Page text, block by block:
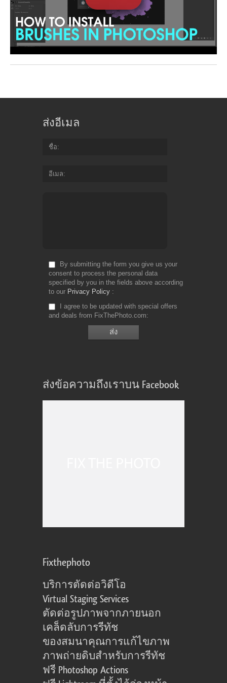
ส่งอีเมล
ชื่อ
อีเมล
By submitting the form you give us your
consent to process the personal data
specified by you in the fields above according
to our Privacy Policy
I agree to be updated with special offers
and deals from FixThePhoto.com
ส่งข้อความถึงเราบน Facebook
Fixthephoto
บริการตัดต่อวิดีโอ
Virtual Staging Services
ตัดต่อรูปภาพจากภายนอก
เคล็ดลับการรีทัช
ของสมนาคุณการแก้ไขภาพ
ภาพถ่ายดิบสำหรับการรีทัช
ฟรี Photoshop Actions